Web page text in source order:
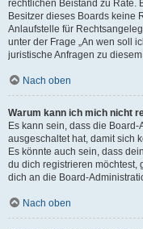
rechtlichen Beistand zu Rate.
Besitzer dieses Boards keine
Anlaufstelle für
unter der Frage „An wen soll
juristische Anfragen zu
Nach oben
Warum kann ich mich nicht
Es kann sein, dass die
ausgeschaltet hat, damit sich
Es könnte auch sein, dass
du dich registrieren möchtest,
dich an die Board-
Nach oben